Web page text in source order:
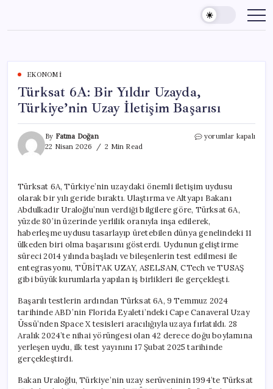
content
EKONOMI
Türksat 6A: Bir Yıldır Uzayda,
Türkiye’nin Uzay İletişim Başarısı
By Fatma Doğan
22 Nisan 2026
2 Min Read
Türksat
Türkiye’nin
Uzay
İletişim
Başarısı
yorumlar kapalı
Türksat 6A, Türkiye’nin uzaydaki önemli iletişim uydusu
olarak bir yılı geride bıraktı. Ulaştırma ve Altyapı Bakanı
Abdulkadir Uraloğlu’nun verdiği bilgilere göre, Türksat 6A,
yüzde 80’in üzerinde yerlilik oranıyla inşa edilerek,
haberleşme uydusu tasarlayıp üretebilen dünya genelindeki 11
ülkeden biri olma başarısını gösterdi. Uydunun geliştirme
süreci 2014 yılında başladı ve bileşenlerin test edilmesi ile
entegrasyonu, TÜBİTAK UZAY, ASELSAN, CTech ve TUSAŞ
gibi büyük kurumlarla yapılan iş birlikleri ile gerçekleşti.
Başarılı testlerin ardından Türksat 6A, 9 Temmuz 2024
tarihinde ABD’nin Florida Eyaleti’ndeki Cape Canaveral Uzay
Üssü’nden Space X tesisleri aracılığıyla uzaya fırlatıldı. 28
Aralık 2024’te nihai yörüngesi olan 42 derece doğu boylamına
yerleşen uydu, ilk test yayınını 17 Şubat 2025 tarihinde
gerçekleştirdi.
Bakan Uraloğlu, Türkiye’nin uzay serüveninin 1994’te Türksat